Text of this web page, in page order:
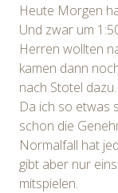
Heute Morgen
Und zwar um
Herren wollten
kamen dann
nach Stotel
Da ich so etwas
schon die
Normalfall hat
gibt aber nur
mitspielen.